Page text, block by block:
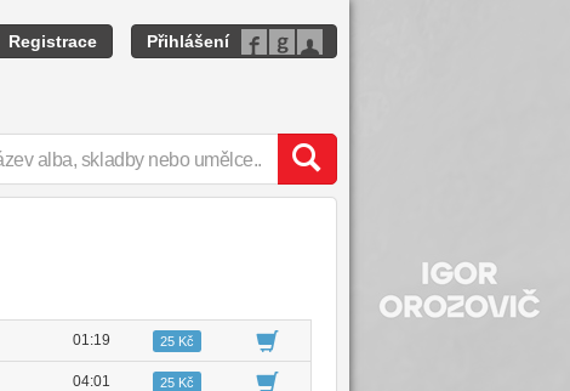
Registrace Přihlášení
01:19 25 Kč
04:01 25 Kč